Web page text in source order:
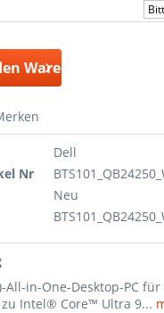
Warenkorb
Dell
Nr
Neu
All-in-One-Desktop-PC
Intel® Core™ Ultra 9...